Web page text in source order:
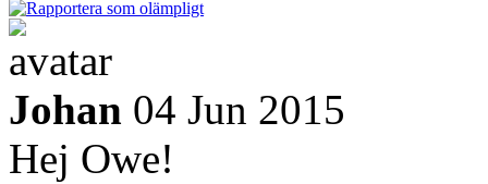
Johan 04 Jun 2015
Hej Owe!